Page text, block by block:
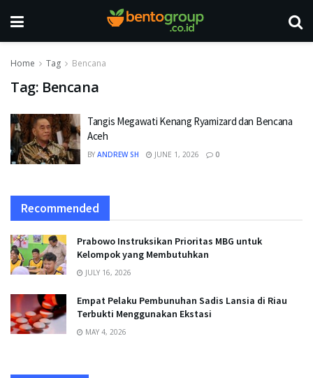
Home Tag Bencana
Tag: Bencana
Tangis Megawati Kenang Ryamizard dan Bencana
Aceh
BY ANDREW SH JUNE 1, 2026 0
Recommended
Prabowo Instruksikan Prioritas MBG untuk
Kelompok yang Membutuhkan
JULY 16, 2026
Empat Pelaku Pembunuhan Sadis Lansia di Riau
Terbukti Menggunakan Ekstasi
MAY 4, 2026